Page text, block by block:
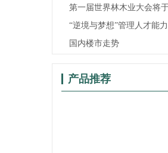
第一届世界林木业大会将
“逆境与梦想”管理人才能
国内楼市走势
产品推荐